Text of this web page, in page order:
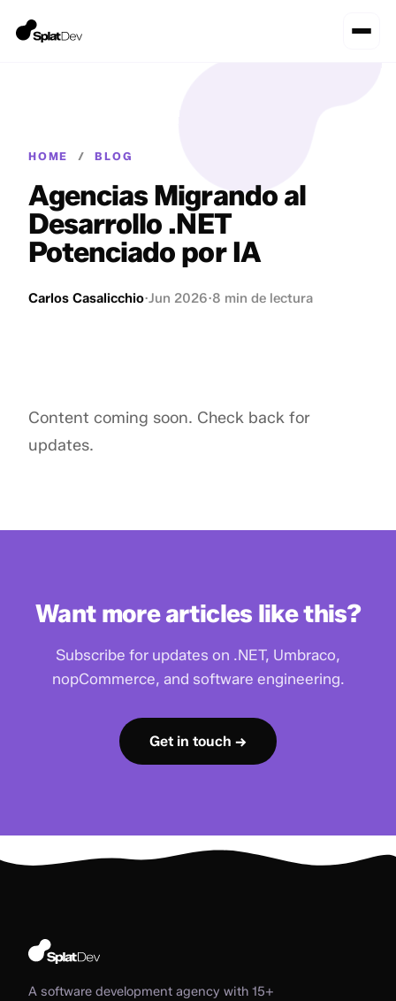
HOME / BLOG
Agencias Migrando al
Desarrollo .NET
Potenciado por IA
Carlos Casalicchio·Jun 2026·8 min de lectura
Content coming soon. Check back for
updates.
Want more articles like this?
Subscribe for updates on .NET, Umbraco,
nopCommerce, and software engineering.
Get in touch →
A software development agency with 15+